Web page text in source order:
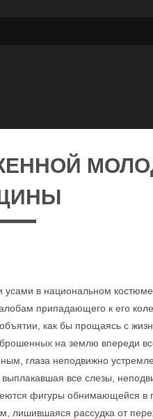
в национальном костюме
припадающего к его
как бы прощаясь с
на землю впереди
глаза неподвижно
все слезы,
фигуры обнимающейся
лишившаяся рассудка от